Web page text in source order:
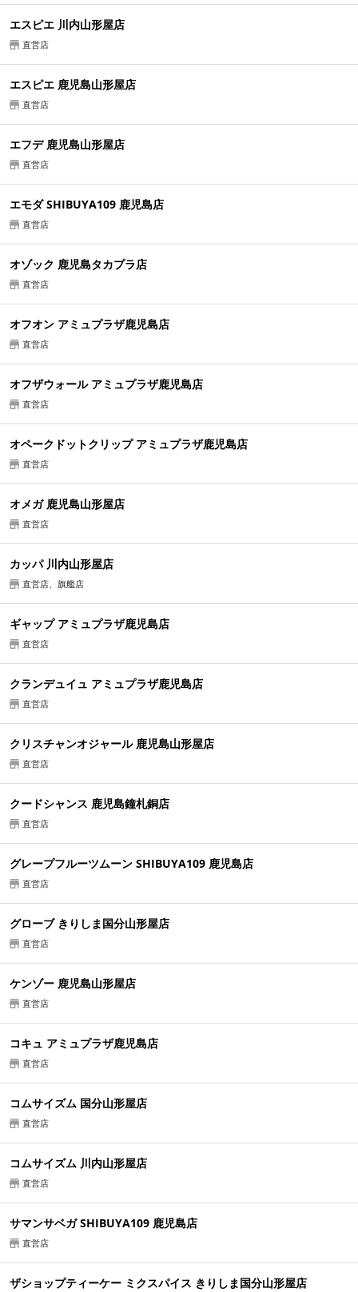
エスピエ 川内山形屋店
直営店
エスピエ 鹿児島山形屋店
直営店
エフデ 鹿児島山形屋店
直営店
エモダ SHIBUYA109 鹿児島店
直営店
オゾック 鹿児島タカプラ店
直営店
オフオン アミュプラザ鹿児島店
直営店
オフザウォール アミュプラザ鹿児島店
直営店
オペークドットクリップ アミュプラザ鹿児島店
直営店
オメガ 鹿児島山形屋店
直営店
カッパ 川内山形屋店
直営店、旗艦店
ギャップ アミュプラザ鹿児島店
直営店
クランデュイュ アミュプラザ鹿児島店
直営店
クリスチャンオジャール 鹿児島山形屋店
直営店
クードシャンス 鹿児島鐘札銅店
直営店
グレープフルーツムーン SHIBUYA109 鹿児島店
直営店
グローブ きりしま国分山形屋店
直営店
ケンゾー 鹿児島山形屋店
直営店
コキュ アミュプラザ鹿児島店
直営店
コムサイズム 国分山形屋店
直営店
コムサイズム 川内山形屋店
直営店
サマンサベガ SHIBUYA109 鹿児島店
直営店
ザショップティーケー ミクスパイス きりしま国分山形屋店